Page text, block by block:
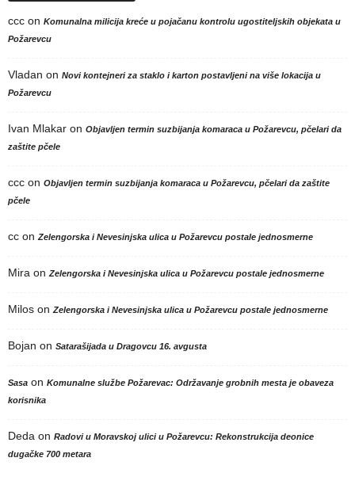
ccc on Komunalna milicija kreće u pojačanu kontrolu ugostiteljskih objekata u
Požarevcu
Vladan on Novi kontejneri za staklo i karton postavljeni na više lokacija u
Požarevcu
Ivan Mlakar on Objavljen termin suzbijanja komaraca u Požarevcu, pčelari da
zaštite pčele
ccc on Objavljen termin suzbijanja komaraca u Požarevcu, pčelari da zaštite
pčele
cc on Zelengorska i Nevesinjska ulica u Požarevcu postale jednosmerne
Mira on Zelengorska i Nevesinjska ulica u Požarevcu postale jednosmerne
Milos on Zelengorska i Nevesinjska ulica u Požarevcu postale jednosmerne
Bojan on Satarašijada u Dragovcu 16. avgusta
Sasa on Komunalne službe Požarevac: Održavanje grobnih mesta je obaveza
korisnika
Deda on Radovi u Moravskoj ulici u Požarevcu: Rekonstrukcija deonice
dugačke 700 metara